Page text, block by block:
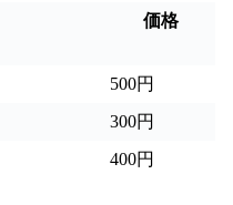
価格
500円
300円
400円